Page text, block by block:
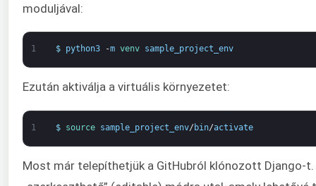
moduljával:
1 $ python3 -m venv sample_project_env
Ezután aktiválja a virtuális környezetet:
1 $ source sample_project_env/ bin/activate
Most már telepíthetjük a GitHubról klónozott Django-